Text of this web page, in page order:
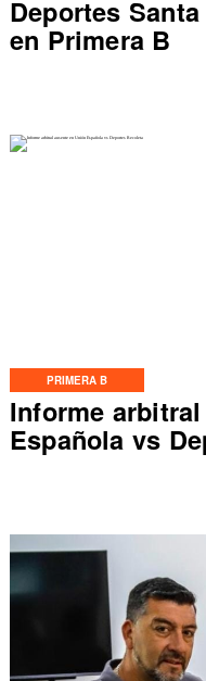
Deportes
en Primera B
PRIMERA B
Informe
Española vs